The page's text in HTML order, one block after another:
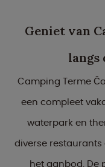
Geniet van
langs
Camping Terme
een compleet
waterpark en
diverse
het aanbod. De